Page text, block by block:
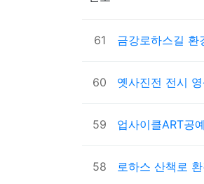
61 금강로하스길 환
60 옛사진전 전시
59 업사이클ART공
58 로하스 산책로